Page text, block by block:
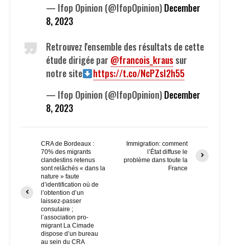
— Ifop Opinion (@IfopOpinion)December
8, 2023
Retrouvez l'ensemble des résultats de cette
étude dirigée par @francois_kraussur
notre site
https://t.co/NcPZsI2h55
— Ifop Opinion (@IfopOpinion)December
8, 2023
CRA de Bordeaux :
70% des migrants
clandestins retenus
sont relâchés « dans la
nature » faute
d’identification où de
l’obtention d’un
laissez-passer
consulaire ;
l’association pro-
migrant La Cimade
dispose d’un bureau
au sein du CRA
Immigration: comment
l’État diffuse le
problème dans toute la
France